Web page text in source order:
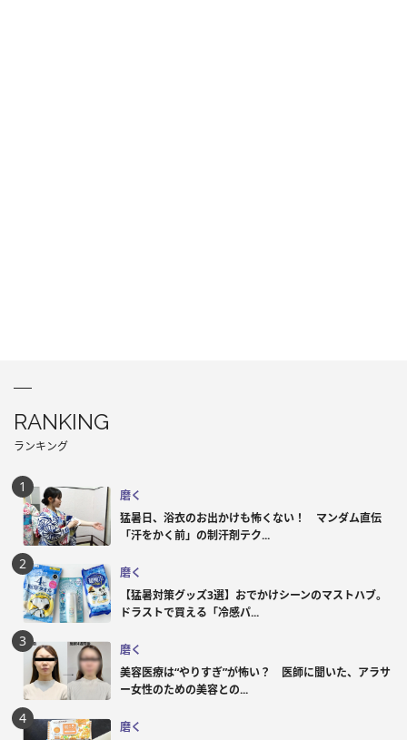
RANKING
ランキング
磨く
猛暑日、浴衣のお出かけも怖くない！ マンダム直伝
「汗をかく前」の制汗剤テク...
磨く
【猛暑対策グッズ3選】おでかけシーンのマストハブ。
ドラストで買える「冷感パ...
磨く
美容医療は“やりすぎ”が怖い？ 医師に聞いた、アラサ
ー女性のための美容との...
磨く